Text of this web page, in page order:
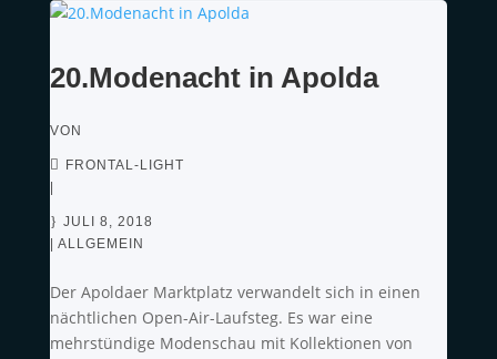
20.Modenacht in Apolda
VON
FRONTAL-LIGHT
JULI 8, 2018
ALLGEMEIN
Der Apoldaer Marktplatz verwandelt sich in einen
nächtlichen Open-Air-Laufsteg. Es war eine
mehrstündige Modenschau mit Kollektionen von